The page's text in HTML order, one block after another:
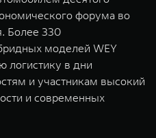
WEY 05
от 5 699
форума во
Более 330
моделей WEY
логистику в дни
и участникам высокий
и современных